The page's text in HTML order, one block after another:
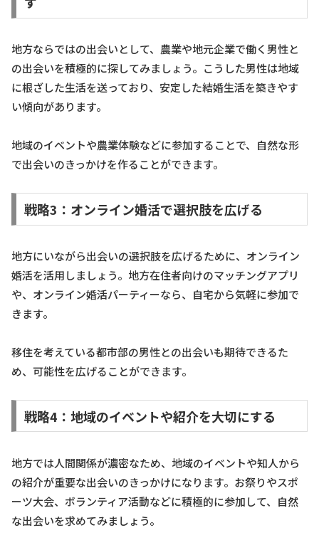
地方ならではの出会いとして、農業や地元企業で働く男性と
の出会いを積極的に探してみましょう。こうした男性は地域
に根ざした生活を送っており、安定した結婚生活を築きやす
い傾向があります。
地域のイベントや農業体験などに参加することで、自然な形
で出会いのきっかけを作ることができます。
戦略3：オンライン婚活で選択肢を広げる
地方にいながら出会いの選択肢を広げるために、オンライン
婚活を活用しましょう。地方在住者向けのマッチングアプリ
や、オンライン婚活パーティーなら、自宅から気軽に参加で
きます。
移住を考えている都市部の男性との出会いも期待できるた
め、可能性を広げることができます。
戦略4：地域のイベントや紹介を大切にする
地方では人間関係が濃密なため、地域のイベントや知人から
の紹介が重要な出会いのきっかけになります。お祭りやスポ
ーツ大会、ボランティア活動などに積極的に参加して、自然
な出会いを求めてみましょう。